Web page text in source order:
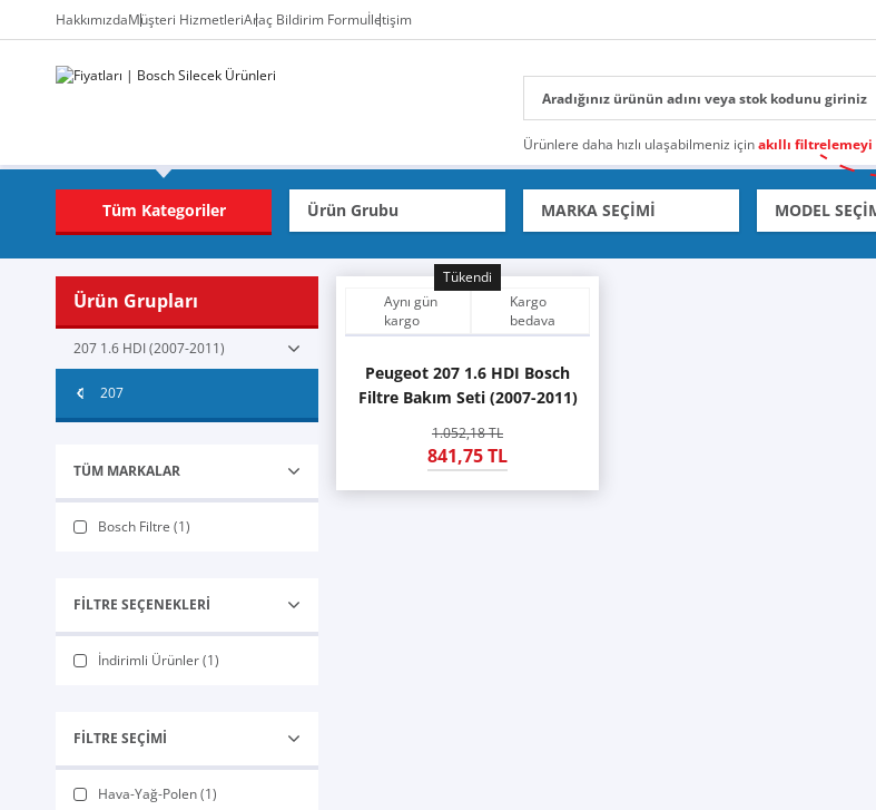
HakkımızdaMüşteri HizmetleriAraç Bildirim Formuİletişim
Ürünlere daha hızlı ulaşabilmeniz içinakıllı filtrelemeyi
Tüm Kategoriler
Ürün Grupları
207 1.6 HDI (2007-2011)
207
TÜM MARKALAR
Bosch Filtre (1)
FILTRE SEÇENEKLERI
İndirimli Ürünler (1)
FILTRE SEÇIMI
Hava-Yağ-Polen (1)
Tükendi
Aynı gün
kargo
Kargo
bedava
Peugeot 207 1.6 HDI Bosch
Filtre Bakım Seti (2007-2011)
1.052,18 TL
841,75 TL